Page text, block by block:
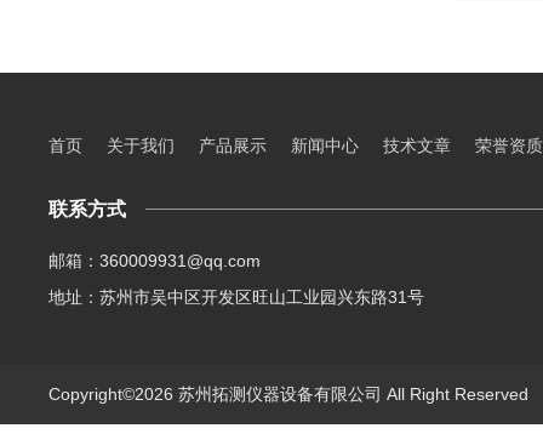
首页 关于我们 产品展示 新闻中心 技术文章 荣誉资质
联系方式
邮箱：360009931@qq.com
地址：苏州市吴中区开发区旺山工业园兴东路31号
Copyright©2026 苏州拓测仪器设备有限公司 All Right